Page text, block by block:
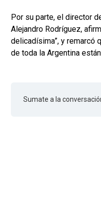
Por su parte, el director
Alejandro Rodríguez,
delicadísima”, y remarcó
de toda la Argentina
Sumate a la